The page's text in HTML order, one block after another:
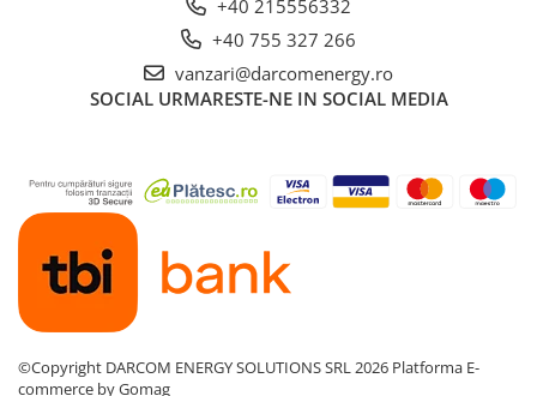
+40 215556332
+40 755 327 266
vanzari@darcomenergy.ro
SOCIAL URMARESTE-NE IN SOCIAL MEDIA
©Copyright DARCOM ENERGY SOLUTIONS SRL 2026 Platforma E-
commerce by Gomag